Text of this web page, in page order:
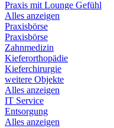
Praxis mit Lounge Gefühl
Alles anzeigen
Praxisbörse
Praxisbörse
Zahnmedizin
Kieferorthopädie
Kieferchirurgie
weitere Objekte
Alles anzeigen
IT Service
Entsorgung
Alles anzeigen